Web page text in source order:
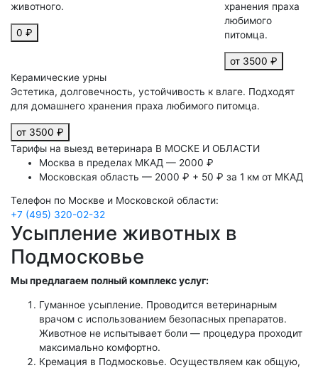
животного.
0 ₽
хранения праха
любимого
питомца.
от 3500 ₽
Керамические урны
Эстетика, долговечность, устойчивость к влаге. Подходят
для домашнего хранения праха любимого питомца.
от 3500 ₽
Тарифы на выезд ветеринара В МОСКЕ И ОБЛАСТИ
Москва в пределах МКАД — 2000 ₽
Московская область — 2000 ₽ + 50 ₽ за 1 км от МКАД
Телефон по Москве и Московской области:
+7 (495) 320-02-32
Усыпление животных в
Подмосковье
Мы предлагаем полный комплекс услуг:
Гуманное усыпление. Проводится ветеринарным
врачом с использованием безопасных препаратов.
Животное не испытывает боли — процедура проходит
максимально комфортно.
Кремация в Подмосковье. Осуществляем как общую,